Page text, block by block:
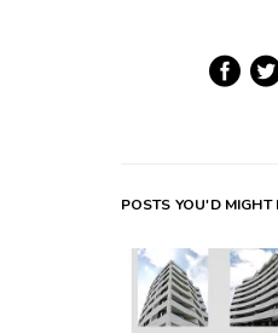
POSTS YOU'D MIGHT